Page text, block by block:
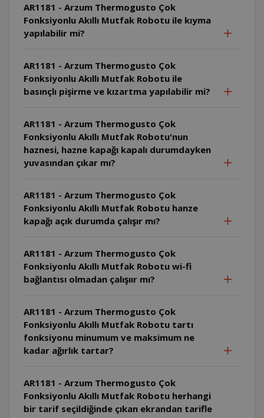
AR1181 - Arzum Thermogusto Çok
Fonksiyonlu Akıllı Mutfak Robotu ile kıyma
yapılabilir mi?
AR1181 - Arzum Thermogusto Çok
Fonksiyonlu Akıllı Mutfak Robotu ile
basınçlı pişirme ve kızartma yapılabilir mi?
AR1181 - Arzum Thermogusto Çok
Fonksiyonlu Akıllı Mutfak Robotu'nun
haznesi, hazne kapağı kapalı durumdayken
yuvasından çıkar mı?
AR1181 - Arzum Thermogusto Çok
Fonksiyonlu Akıllı Mutfak Robotu hanze
kapağı açık durumda çalışır mı?
AR1181 - Arzum Thermogusto Çok
Fonksiyonlu Akıllı Mutfak Robotu wi-fi
bağlantısı olmadan çalışıır mı?
AR1181 - Arzum Thermogusto Çok
Fonksiyonlu Akıllı Mutfak Robotu tartı
fonksiyonu minumum ve maksimum ne
kadar ağırlık tartar?
AR1181 - Arzum Thermogusto Çok
Fonksiyonlu Akıllı Mutfak Robotu herhangi
bir tarif seçildiğinde çıkan ekrandan tarifle